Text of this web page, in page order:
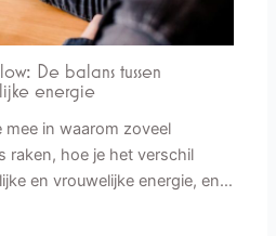
De balans tussen
energie
mee in waarom zoveel
raken, hoe je het verschil
en vrouwelijke energie, en…